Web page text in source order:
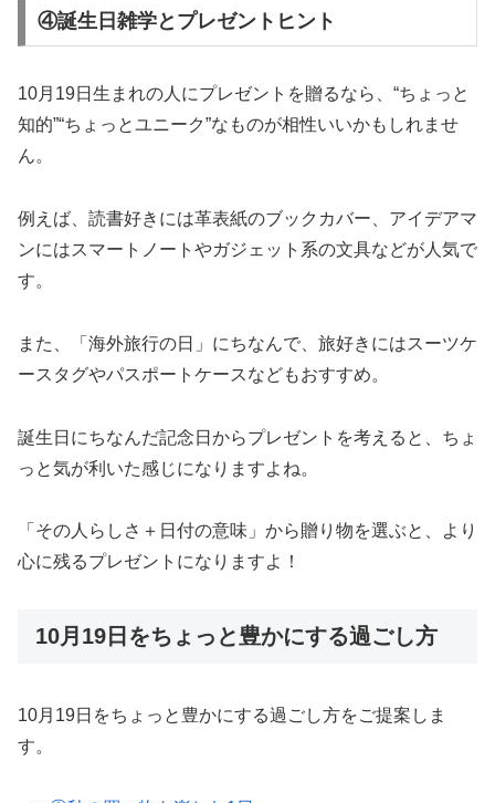
④誕生日雑学とプレゼントヒント
10月19日生まれの人にプレゼントを贈るなら、“ちょっと
知的”“ちょっとユニーク”なものが相性いいかもしれませ
ん。
例えば、読書好きには革表紙のブックカバー、アイデアマ
ンにはスマートノートやガジェット系の文具などが人気で
す。
また、「海外旅行の日」にちなんで、旅好きにはスーツケ
ースタグやパスポートケースなどもおすすめ。
誕生日にちなんだ記念日からプレゼントを考えると、ちょ
っと気が利いた感じになりますよね。
「その人らしさ＋日付の意味」から贈り物を選ぶと、より
心に残るプレゼントになりますよ！
10月19日をちょっと豊かにする過ごし方
10月19日をちょっと豊かにする過ごし方をご提案しま
す。